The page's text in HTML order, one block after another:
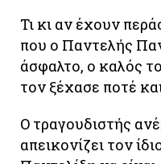
Τι κι αν έχουν
που ο Παντελής
άσφαλτο, ο καλός
τον ξέχασε ποτέ
Ο τραγουδιστής
απεικονίζει τον